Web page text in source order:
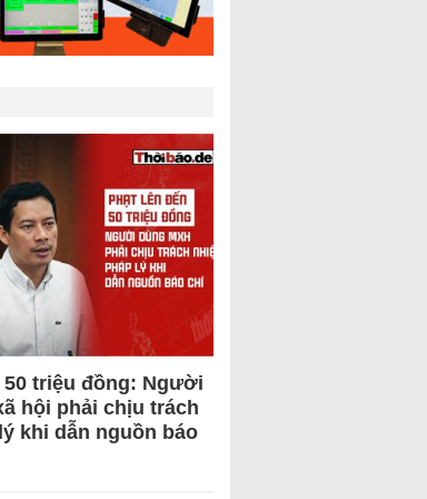
50 triệu đồng: Người
hội phải chịu trách
khi dẫn nguồn báo